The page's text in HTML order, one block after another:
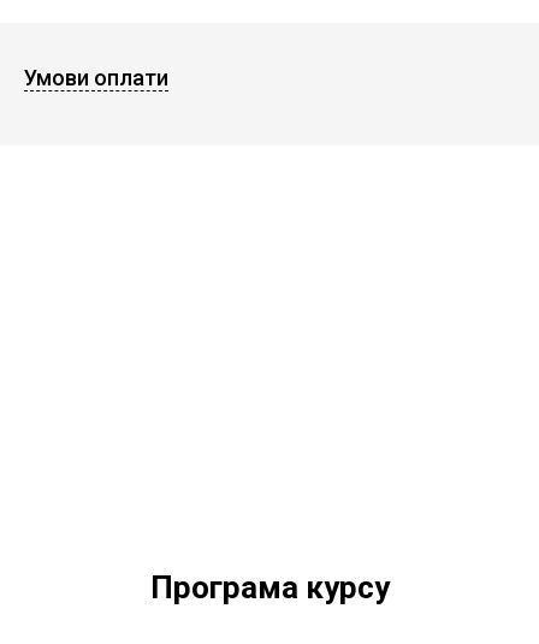
Умови оплати
Програма курсу